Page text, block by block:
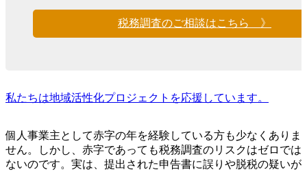
税務調査のご相談はこちら 》
私たちは地域活性化プロジェクトを応援しています。
個人事業主として赤字の年を経験している方も少なくありま
せん。しかし、赤字であっても税務調査のリスクはゼロでは
ないのです。実は、提出された申告書に誤りや脱税の疑いが